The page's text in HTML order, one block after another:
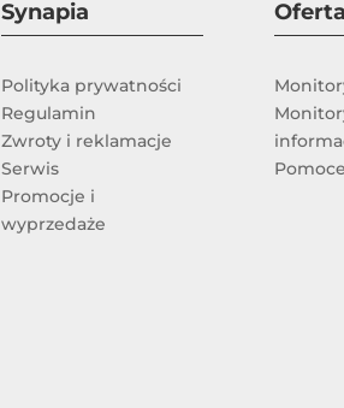
Synapia
Polityka prywatności
Regulamin
Zwroty i reklamacje
Serwis
Promocje i
wyprzedaże
Oferta